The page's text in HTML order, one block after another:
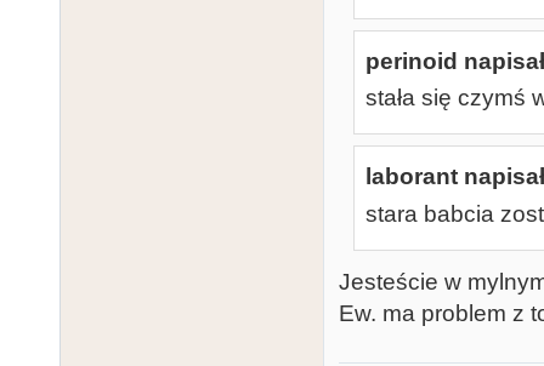
perinoid
stała się czymś
laborant
stara babcia
Jesteście w
Ew. ma problem z